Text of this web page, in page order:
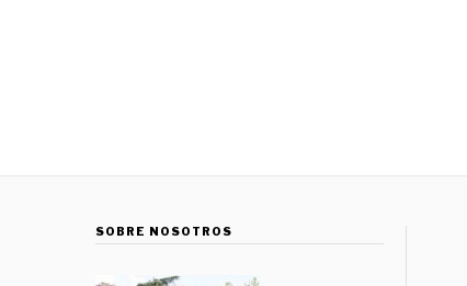
SOBRE NOSOTROS